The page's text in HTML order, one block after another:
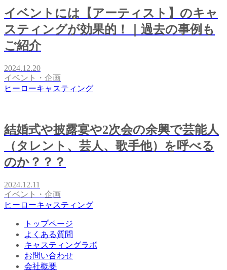
イベントには【アーティスト】のキャ
スティングが効果的！｜過去の事例も
ご紹介
2024.12.20
イベント・企画
ヒーローキャスティング
結婚式や披露宴や2次会の余興で芸能人
（タレント、芸人、歌手他）を呼べる
のか？？？
2024.12.11
イベント・企画
ヒーローキャスティング
トップページ
よくある質問
キャスティングラボ
お問い合わせ
会社概要